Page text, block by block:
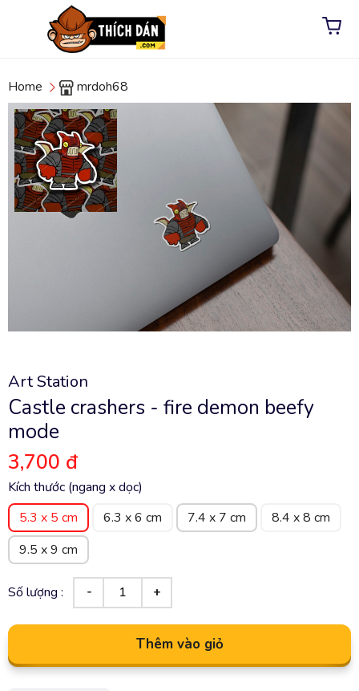
Home mrdoh68
Art Station
Castle crashers - fire demon beefy
mode
3,700 đ
Kích thước (ngang x dọc)
5.3 x 5 cm
6.3 x 6 cm 7.4 x 7 cm
8.4 x 8 cm
9.5 x 9 cm
Số lượng :
Thêm vào giỏ